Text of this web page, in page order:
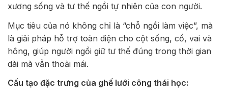
xương sống và tư thế ngồi tự nhiên của con người.
Mục tiêu của nó không chỉ là “chỗ ngồi làm việc”, mà
là giải pháp hỗ trợ toàn diện cho cột sống, cổ, vai và
hông, giúp người ngồi giữ tư thế đúng trong thời gian
dài mà vẫn thoải mái.
Cấu tạo đặc trưng của ghế lưới công thái học: